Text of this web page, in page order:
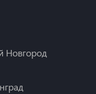
Новгород